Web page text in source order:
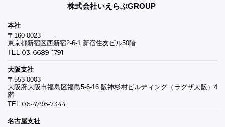
株式会社いえらぶGROUP
本社
〒160-0023
東京都新宿区西新宿2-6-1 新宿住友ビル50階
TEL 03-6689-1791
大阪支社
〒553-0003
大阪府大阪市福島区福島5-6-16 阪神杉村ビルディング（ラグザ大阪）4
階
TEL 06-4796-7344
名古屋支社